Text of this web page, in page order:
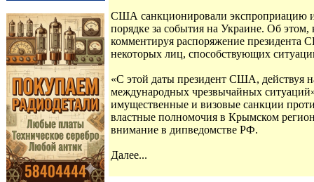
США санкционировали экспроприацию
порядке за события на Украине. Об
комментируя распоряжение
некоторых лиц, способствующих
«С этой даты президент США, действуя
международных чрезвычайных
имущественные и визовые санкции
властные полномочия в Крымском
внимание в дипведомстве РФ.
Далее...